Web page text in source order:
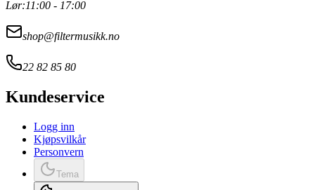
Lør:11:00 - 17:00
shop@filtermusikk.no
22 82 85 80
Kundeservice
Logg inn
Kjøpsvilkår
Personvern
Tema